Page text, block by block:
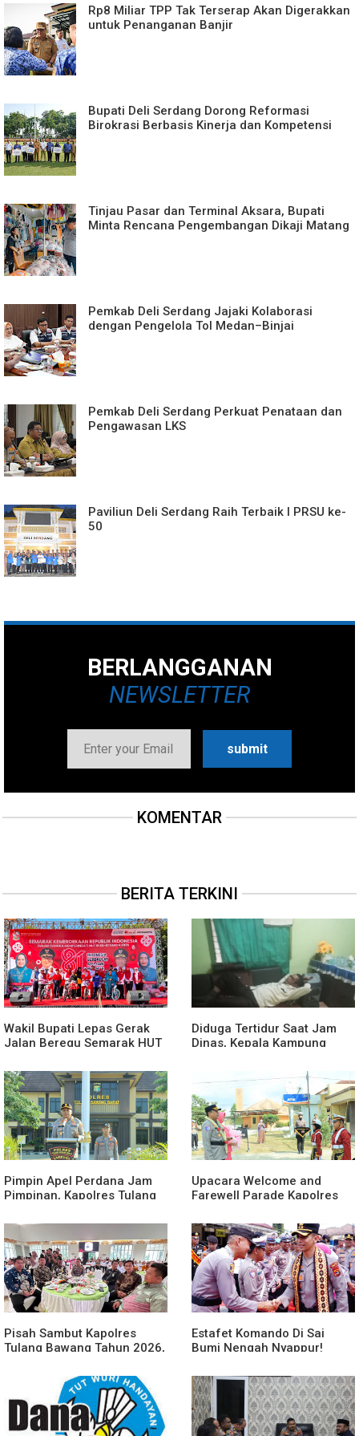
Rp8 Miliar TPP Tak Terserap Akan Digerakkan
untuk Penanganan Banjir
Bupati Deli Serdang Dorong Reformasi
Birokrasi Berbasis Kinerja dan Kompetensi
Tinjau Pasar dan Terminal Aksara, Bupati
Minta Rencana Pengembangan Dikaji Matang
Pemkab Deli Serdang Jajaki Kolaborasi
dengan Pengelola Tol Medan–Binjai
Pemkab Deli Serdang Perkuat Penataan dan
Pengawasan LKS
Paviliun Deli Serdang Raih Terbaik I PRSU ke-
50
BERLANGGANAN
NEWSLETTER
KOMENTAR
BERITA TERKINI
Wakil Bupati Lepas Gerak
Jalan Beregu Semarak HUT
Diduga Tertidur Saat Jam
Dinas, Kepala Kampung
Pimpin Apel Perdana Jam
Pimpinan, Kapolres Tulang
dan Penekanan Pada
Personil
Upacara Welcome and
Farewell Parade Kapolres
Berlangsung Khidmat
Pisah Sambut Kapolres
Tulang Bawang Tahun 2026,
Forkopimda untuk Menjaga
Stabilitas Daerah
Estafet Komando Di Sai
Bumi Nengah Nyappur!
Dan Penyerahan Tunggul
Kesatuan Polres Tulang
Bawang Berlangsung
Spektakuler